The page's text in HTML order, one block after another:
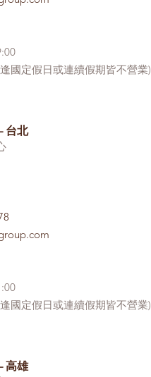
國定假日或連續假期皆不營業)
台北
國定假日或連續假期皆不營業)
高雄